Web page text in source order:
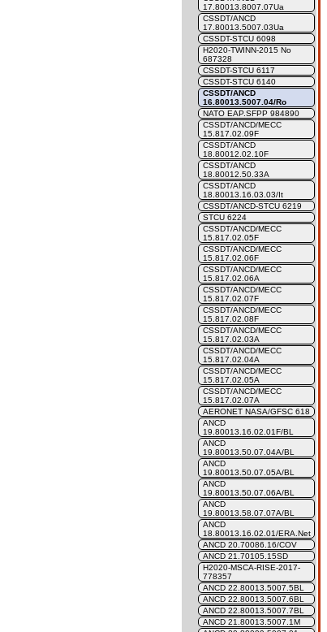
17.80013.8007.07Ua
CSSDT/ANCD
17.80013.5007.03Ua
CSSDT-STCU 6098
H2020-TWINN-2015 No
687328
CSSDT-STCU 6117
CSSDT-STCU 6140
CSSDT/ANCD
16.80013.5007.04/Ro
NATO EAP.SFPP 984890
CSSDT/ANCD/MECC
15.817.02.09F
CSSDT/ANCD
18.80012.02.10F
CSSDT/ANCD
18.80012.50.33A
CSSDT/ANCD
18.80013.16.03.03/It
CSSDT/ANCD-STCU 6219
STCU 6224
CSSDT/ANCD/MECC
15.817.02.05F
CSSDT/ANCD/MECC
15.817.02.06F
CSSDT/ANCD/MECC
15.817.02.06A
CSSDT/ANCD/MECC
15.817.02.07F
CSSDT/ANCD/MECC
15.817.02.08F
CSSDT/ANCD/MECC
15.817.02.03A
CSSDT/ANCD/MECC
15.817.02.04A
CSSDT/ANCD/MECC
15.817.02.05A
CSSDT/ANCD/MECC
15.817.02.07A
AERONET NASA/GFSC 618
ANCD
19.80013.16.02.01F/BL
ANCD
19.80013.50.07.04A/BL
ANCD
19.80013.50.07.05A/BL
ANCD
19.80013.50.07.06A/BL
ANCD
19.80013.58.07.07A/BL
ANCD
18.80013.16.02.01/ERA.Net
ANCD 20.70086.16/COV
ANCD 21.70105.15SD
H2020-MSCA-RISE-2017-
778357
ANCD 22.80013.5007.5BL
ANCD 22.80013.5007.6BL
ANCD 22.80013.5007.7BL
ANCD 21.80013.5007.1M